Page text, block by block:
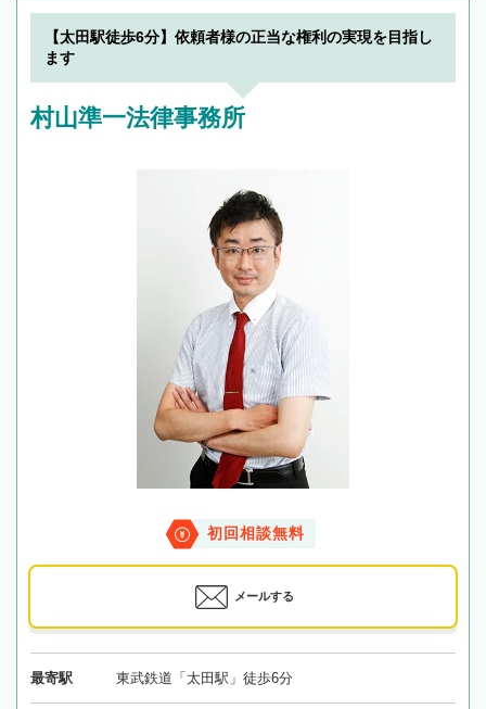
【太田駅徒歩6分】依頼者様の正当な権利の実現を目指し
ます
村山準一法律事務所
初回相談無料
メールする
最寄駅 東武鉄道「太田駅」徒歩6分